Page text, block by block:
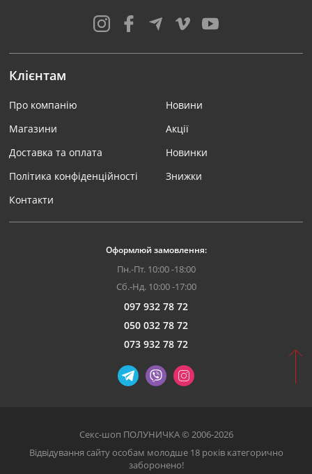
Клієнтам
Про компанію
Магазини
Доставка та оплата
Політика конфіденційності
Контакти
Новини
Акції
Новинки
Знижки
Оформлюй замовлення:
Пн.-Пт. 10:00 -18:00
Сб.-Нд. 10:00 -17:00
097 932 78 72
050 032 78 72
073 932 78 72
Секс-шоп ПОЛУНИЧКА © 2006-2026
Відвідування сайту особам молодше 18 років категорично
заборонено!